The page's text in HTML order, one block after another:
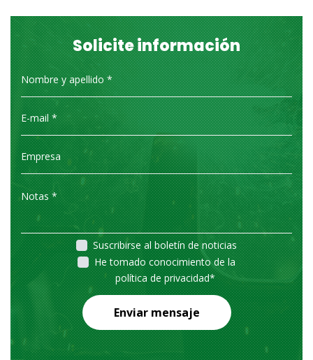
Solicite información
Suscribirse al boletín de noticias
He tomado conocimiento de la
política de privacidad*
Enviar mensaje